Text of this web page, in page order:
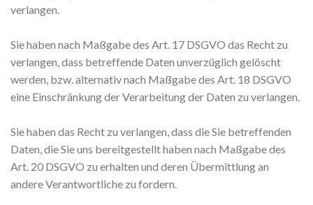
verlangen.
Sie haben nach Maßgabe des Art. 17 DSGVO das Recht zu
verlangen, dass betreffende Daten unverzüglich gelöscht
werden, bzw. alternativ nach Maßgabe des Art. 18 DSGVO
eine Einschränkung der Verarbeitung der Daten zu verlangen.
Sie haben das Recht zu verlangen, dass die Sie betreffenden
Daten, die Sie uns bereitgestellt haben nach Maßgabe des
Art. 20 DSGVO zu erhalten und deren Übermittlung an
andere Verantwortliche zu fordern.